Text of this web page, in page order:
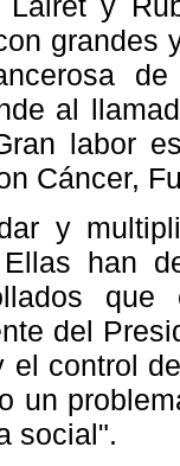
grandes
al
labor
Cáncer,
y
Ellas han
del
el control
un
social".